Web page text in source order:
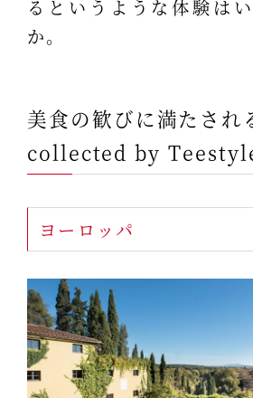
るというような体験は
か。
美食の歓びに満たさ
collected by
ヨーロッパ